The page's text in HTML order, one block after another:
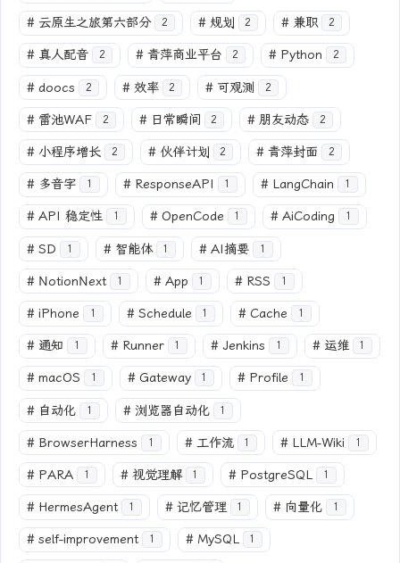
# 云原生之旅第六部分 2 # 规划 2 # 兼职 2
# 真人配音 2 # 青萍商业平台 2 # Python 2
# doocs 2 # 效率 2 # 可观测 2
# 雷池WAF 2 # 日常瞬间 2 # 朋友动态 2
# 小程序增长 2 # 伙伴计划 2 # 青萍封面 2
# 多音字 1 # ResponseAPI 1 # LangChain 1
# API 稳定性 1 # OpenCode 1 # AiCoding 1
# SD 1 # 智能体 1 # AI摘要 1
# NotionNext 1 # App 1 # RSS 1
# iPhone 1 # Schedule 1 # Cache 1
# 通知 1 # Runner 1 # Jenkins 1 # 运维 1
# macOS 1 # Gateway 1 # Profile 1
# 自动化 1 # 浏览器自动化 1
# BrowserHarness 1 # 工作流 1 # LLM-Wiki 1
# PARA 1 # 视觉理解 1 # PostgreSQL 1
# HermesAgent 1 # 记忆管理 1 # 向量化 1
# self-improvement 1 # MySQL 1